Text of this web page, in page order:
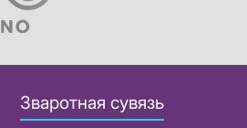
Зваротная сувязь